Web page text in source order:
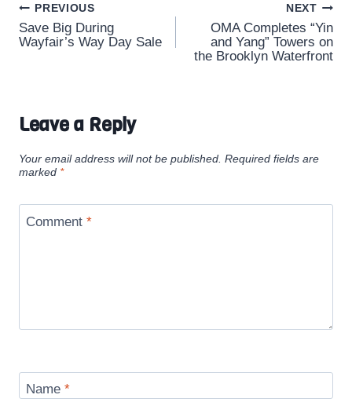
Post
navigation
PREVIOUS
Save Big During
Wayfair’s Way Day Sale
NEXT
OMA Completes “Yin
and Yang” Towers on
the Brooklyn Waterfront
Leave a Reply
Your email address will not be published. Required fields are
marked *
Comment *
Name *